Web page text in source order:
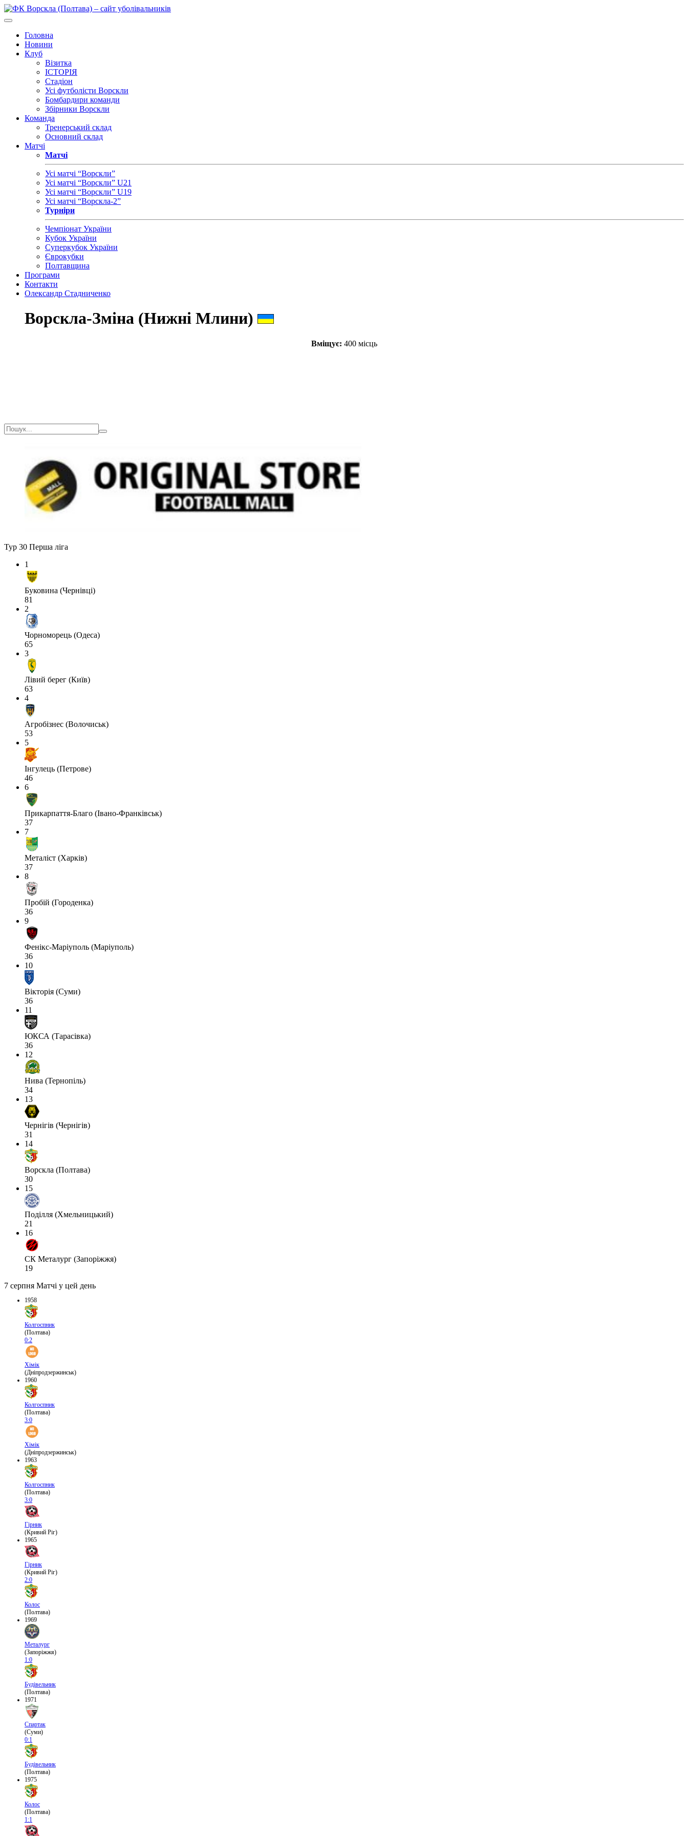
Головна
Новини
Клуб
Візитка
ІСТОРІЯ
Стадіон
Усі футболісти Ворскли
Бомбардири команди
Збірники Ворскли
Команда
Тренерський склад
Основний склад
Матчі
Матчі
Усі матчі “Ворскли”
Усі матчі “Ворскли” U21
Усі матчі “Ворскли” U19
Усі матчі “Ворскла-2”
Турніри
Чемпіонат України
Кубок України
Суперкубок України
Єврокубки
Полтавщина
Програми
Контакти
Олександр Стадниченко
Ворскла-Зміна (Нижні Млини)
Вміщує: 400 місць
Тур 30 Перша ліга
1
Буковина (Чернівці)
81
2
Чорноморець (Одеса)
65
3
Лівий берег (Київ)
63
4
Агробізнес (Волочиськ)
53
5
Інгулець (Петрове)
46
6
Прикарпаття-Благо (Івано-Франківськ)
37
7
Металіст (Харків)
37
8
Пробій (Городенка)
36
9
Фенікс-Маріуполь (Маріуполь)
36
10
Вікторія (Суми)
36
11
ЮКСА (Тарасівка)
36
12
Нива (Тернопіль)
34
13
Чернігів (Чернігів)
31
14
Ворскла (Полтава)
30
15
Поділля (Хмельницький)
21
16
СК Металург (Запоріжжя)
19
7 серпня Матчі у цей день
1958
Колгоспник
(Полтава)
0:2
Хімік
(Дніпродзержинськ)
1960
Колгоспник
(Полтава)
3:0
Хімік
(Дніпродзержинськ)
1963
Колгоспник
(Полтава)
3:0
Гірник
(Кривий Ріг)
1965
Гірник
(Кривий Ріг)
2:0
Колос
(Полтава)
1969
Металург
(Запоріжжя)
1:0
Будівельник
(Полтава)
1971
Спартак
(Суми)
0:1
Будівельник
(Полтава)
1975
Колос
(Полтава)
1:1